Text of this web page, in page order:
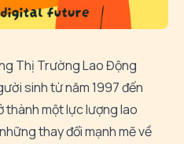
Thị Trường Lao Động
sinh từ năm 1997 đến
thành một lực lượng lao
thay đổi mạnh mẽ về